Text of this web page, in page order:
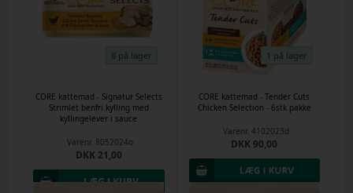
8 på lager
CORE kattemad - Signatur Selects
Strimlet benfri kylling med
kyllingelever i sauce
Varenr. 8052024o
DKK 21,00
1 på lager
CORE kattemad - Tender Cuts
Chicken Selection - 6stk pakke
Varenr. 4102023d
DKK 90,00